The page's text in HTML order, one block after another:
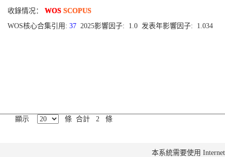
收錄情况： WOS SCOPUS
WOS核心合集引用: 37 2025影響因子: 1.0 发表年影響因子: 1.034
顯示 條 合計 2 條
本系統需要使用